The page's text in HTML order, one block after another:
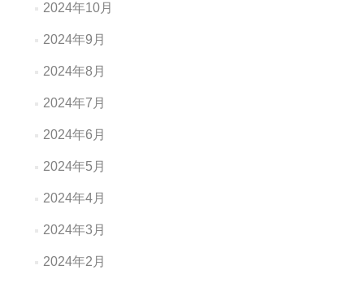
2024年10月
2024年9月
2024年8月
2024年7月
2024年6月
2024年5月
2024年4月
2024年3月
2024年2月